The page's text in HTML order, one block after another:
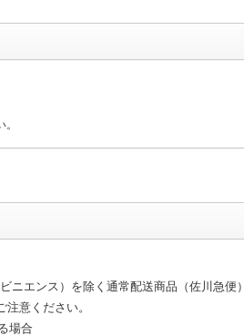
ニエンス）を除く通常配送商品（佐川急便
意ください。
場合